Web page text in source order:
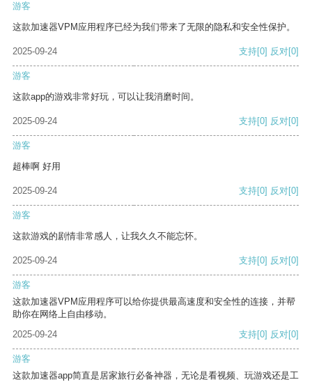
游客
这款加速器VPM应用程序已经为我们带来了无限的隐私和安全性保护。
2025-09-24 支持[0] 反对[0]
游客
这款app的游戏非常好玩，可以让我消磨时间。
2025-09-24 支持[0] 反对[0]
游客
超棒啊 好用
2025-09-24 支持[0] 反对[0]
游客
这款游戏的剧情非常感人，让我久久不能忘怀。
2025-09-24 支持[0] 反对[0]
游客
这款加速器VPM应用程序可以给你提供最高速度和安全性的连接，并帮
助你在网络上自由移动。
2025-09-24
支持[0] 反对[0]
游客
这款加速器app简直是居家旅行必备神器，无论是看视频、玩游戏还是工